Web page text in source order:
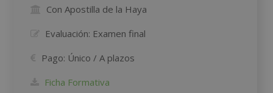
Con Apostilla de la Haya
Evaluación: Examen final
Pago: Único / A plazos
Ficha Formativa